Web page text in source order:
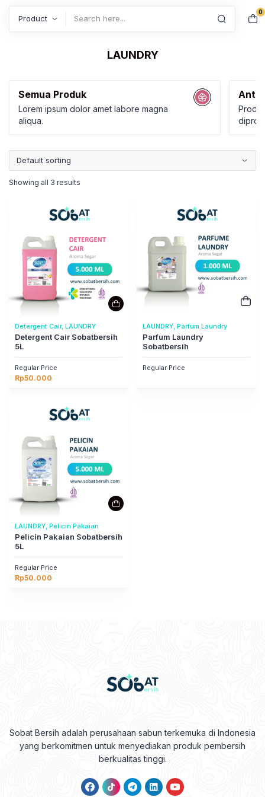
0
LAUNDRY
Semua Produk
Lorem ipsum dolor amet labore magna
aliqua.
Anti
Showing all 3 results
Detergent Cair, LAUNDRY
Detergent Cair Sobatbersih
5L
Regular Price
Rp50.000
LAUNDRY, Parfum Laundry
Parfum Laundry
Sobatbersih
Regular Price
LAUNDRY, Pelicin Pakaian
Pelicin Pakaian Sobatbersih
5L
Regular Price
Rp50.000
Sobat Bersih adalah perusahaan sabun terkemuka di Indonesia
yang berkomitmen untuk menyediakan produk pembersih
berkualitas tinggi.